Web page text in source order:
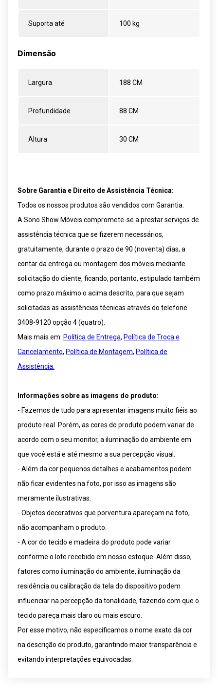
Suporta até 100 kg
Dimensão
Largura 188 CM
Profundidade 88 CM
Altura 30 CM
Sobre Garantia e Direito de Assistência Técnica:
Todos os nossos produtos são vendidos com Garantia.
A Sono Show Móveis compromete-se a prestar serviços de
assistência técnica que se fizerem necessários,
gratuitamente, durante o prazo de 90 (noventa) dias, a
contar da entrega ou montagem dos móveis mediante
solicitação do cliente, ficando, portanto, estipulado também
como prazo máximo o acima descrito, para que sejam
solicitadas as assistências técnicas através do telefone
3408-9120 opção 4 (quatro).
Mais mais em: Política de Entrega, Política de Troca e
Cancelamento, Política de Montagem, Política de
Assistência.
Informações sobre as imagens do produto:
- Fazemos de tudo para apresentar imagens muito fiéis ao
produto real. Porém, as cores do produto podem variar de
acordo com o seu monitor, a iluminação do ambiente em
que você está e até mesmo a sua percepção visual.
- Além da cor pequenos detalhes e acabamentos podem
não ficar evidentes na foto, por isso as imagens são
meramente ilustrativas.
- Objetos decorativos que porventura apareçam na foto,
não acompanham o produto.
- A cor do tecido e madeira do produto pode variar
conforme o lote recebido em nosso estoque. Além disso,
fatores como iluminação do ambiente, iluminação da
residência ou calibração da tela do dispositivo podem
influenciar na percepção da tonalidade, fazendo com que o
tecido pareça mais claro ou mais escuro.
Por esse motivo, não especificamos o nome exato da cor
na descrição do produto, garantindo maior transparência e
evitando interpretações equivocadas.